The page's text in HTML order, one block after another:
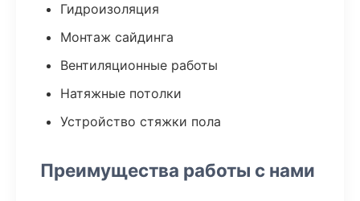
Гидроизоляция
Монтаж сайдинга
Вентиляционные работы
Натяжные потолки
Устройство стяжки пола
Преимущества работы с нами